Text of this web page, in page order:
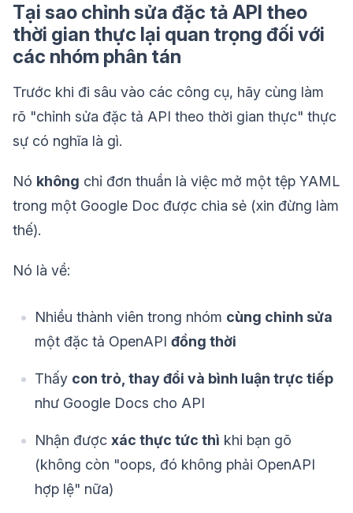
Tại sao chỉnh sửa đặc tả API theo
thời gian thực lại quan trọng đối với
các nhóm phân tán
Trước khi đi sâu vào các công cụ, hãy cùng làm
rõ "chỉnh sửa đặc tả API theo thời gian thực" thực
sự có nghĩa là gì.
Nó không chỉ đơn thuần là việc mở một tệp YAML
trong một Google Doc được chia sẻ (xin đừng làm
thế).
Nó là về:
Nhiều thành viên trong nhóm cùng chỉnh sửa
một đặc tả OpenAPI đồng thời
Thấy con trỏ, thay đổi và bình luận trực tiếp
như Google Docs cho API
Nhận được xác thực tức thì khi bạn gõ
(không còn "oops, đó không phải OpenAPI
hợp lệ" nữa)